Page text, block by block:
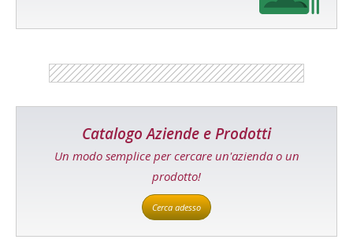
Catalogo Aziende e Prodotti
Un modo semplice per cercare un'azienda o un
prodotto!
Cerca adesso